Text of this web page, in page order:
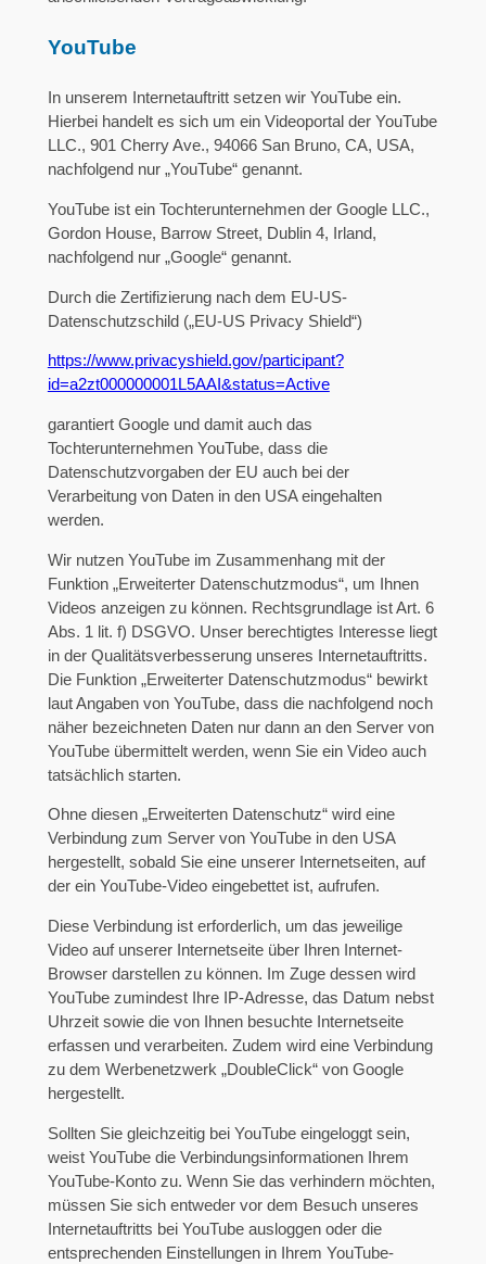
YouTube
In unserem Internetauftritt setzen wir YouTube ein.
Hierbei handelt es sich um ein Videoportal der YouTube
LLC., 901 Cherry Ave., 94066 San Bruno, CA, USA,
nachfolgend nur „YouTube“ genannt.
YouTube ist ein Tochterunternehmen der Google LLC.,
Gordon House, Barrow Street, Dublin 4, Irland,
nachfolgend nur „Google“ genannt.
Durch die Zertifizierung nach dem EU-US-
Datenschutzschild („EU-US Privacy Shield“)
https://www.privacyshield.gov/participant?
id=a2zt000000001L5AAI&status=Active
garantiert Google und damit auch das
Tochterunternehmen YouTube, dass die
Datenschutzvorgaben der EU auch bei der
Verarbeitung von Daten in den USA eingehalten
werden.
Wir nutzen YouTube im Zusammenhang mit der
Funktion „Erweiterter Datenschutzmodus“, um Ihnen
Videos anzeigen zu können. Rechtsgrundlage ist Art. 6
Abs. 1 lit. f) DSGVO. Unser berechtigtes Interesse liegt
in der Qualitätsverbesserung unseres Internetauftritts.
Die Funktion „Erweiterter Datenschutzmodus“ bewirkt
laut Angaben von YouTube, dass die nachfolgend noch
näher bezeichneten Daten nur dann an den Server von
YouTube übermittelt werden, wenn Sie ein Video auch
tatsächlich starten.
Ohne diesen „Erweiterten Datenschutz“ wird eine
Verbindung zum Server von YouTube in den USA
hergestellt, sobald Sie eine unserer Internetseiten, auf
der ein YouTube-Video eingebettet ist, aufrufen.
Diese Verbindung ist erforderlich, um das jeweilige
Video auf unserer Internetseite über Ihren Internet-
Browser darstellen zu können. Im Zuge dessen wird
YouTube zumindest Ihre IP-Adresse, das Datum nebst
Uhrzeit sowie die von Ihnen besuchte Internetseite
erfassen und verarbeiten. Zudem wird eine Verbindung
zu dem Werbenetzwerk „DoubleClick“ von Google
hergestellt.
Sollten Sie gleichzeitig bei YouTube eingeloggt sein,
weist YouTube die Verbindungsinformationen Ihrem
YouTube-Konto zu. Wenn Sie das verhindern möchten,
müssen Sie sich entweder vor dem Besuch unseres
Internetauftritts bei YouTube ausloggen oder die
entsprechenden Einstellungen in Ihrem YouTube-